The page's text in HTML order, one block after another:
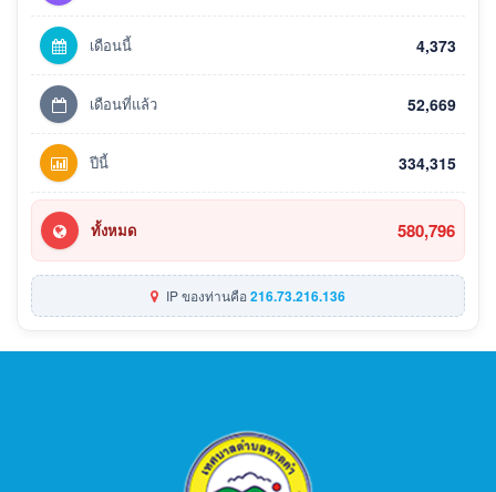
เดือนนี้ 4,373
เดือนที่แล้ว 52,669
ปีนี้ 334,315
ทั้งหมด 580,796
IP ของท่านคือ216.73.216.136